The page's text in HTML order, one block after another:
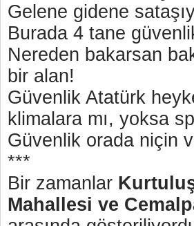
Gelene gidene
Burada 4 tane
Nereden bakarsan
bir alan!
Güvenlik Atatürk
klimalara mı, yoksa
Güvenlik orada niçin
***
Bir zamanlar
Mahallesi ve